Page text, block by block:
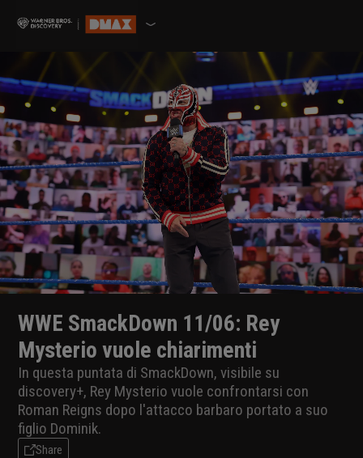
WWE SmackDown 11/06: Rey
Mysterio vuole chiarimenti
In questa puntata di SmackDown, visibile su
discovery+, Rey Mysterio vuole confrontarsi con
Roman Reigns dopo l'attacco barbaro portato a suo
figlio Dominik.
Share